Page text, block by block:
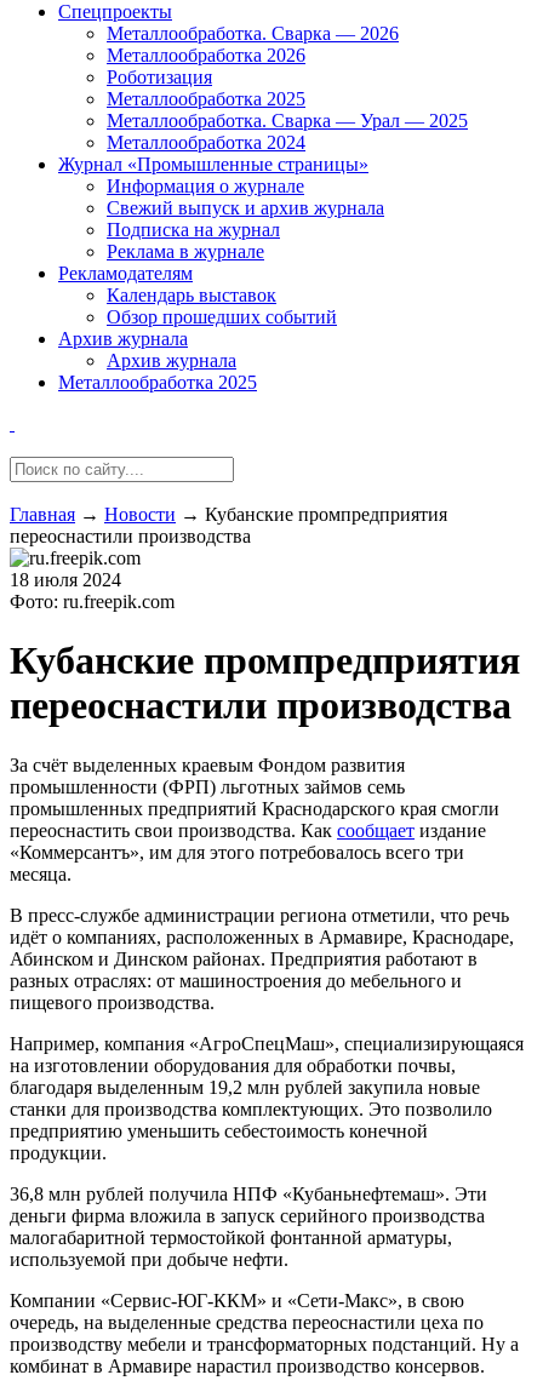
Спецпроекты
Металлообработка. Сварка — 2026
Металлообработка 2026
Роботизация
Металлообработка 2025
Металлообработка. Сварка — Урал — 2025
Металлообработка 2024
Журнал «Промышленные страницы»
Информация о журнале
Свежий выпуск и архив журнала
Подписка на журнал
Реклама в журнале
Рекламодателям
Календарь выставок
Обзор прошедших событий
Архив журнала
Архив журнала
Металлообработка 2025
Главная → Новости → Кубанские промпредприятия
переоснастили производства
18 июля 2024
Фото: ru.freepik.com
Кубанские промпредприятия
переоснастили производства
За счёт выделенных краевым Фондом развития
промышленности (ФРП) льготных займов семь
промышленных предприятий Краснодарского края смогли
переоснастить свои производства. Как сообщает издание
«Коммерсантъ», им для этого потребовалось всего три
месяца.
В пресс-службе администрации региона отметили, что речь
идёт о компаниях, расположенных в Армавире, Краснодаре,
Абинском и Динском районах. Предприятия работают в
разных отраслях: от машиностроения до мебельного и
пищевого производства.
Например, компания «АгроСпецМаш», специализирующаяся
на изготовлении оборудования для обработки почвы,
благодаря выделенным 19,2 млн рублей закупила новые
станки для производства комплектующих. Это позволило
предприятию уменьшить себестоимость конечной
продукции.
36,8 млн рублей получила НПФ «Кубаньнефтемаш». Эти
деньги фирма вложила в запуск серийного производства
малогабаритной термостойкой фонтанной арматуры,
используемой при добыче нефти.
Компании «Сервис-ЮГ-ККМ» и «Сети-Макс», в свою
очередь, на выделенные средства переоснастили цеха по
производству мебели и трансформаторных подстанций. Ну а
комбинат в Армавире нарастил производство консервов.